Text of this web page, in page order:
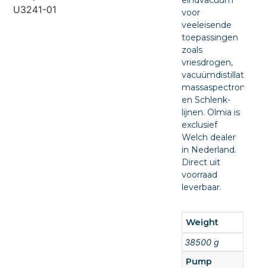
voor
veeleisende
toepassingen
zoals
vriesdrogen,
vacuümdistillatie,
en Schlenk-
lijnen. Olmia is
exclusief
Welch dealer
in Nederland.
Direct uit
voorraad
leverbaar.
Weight
38500 g
Pump